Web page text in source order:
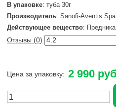
В упаковке: туба 30г
Производитель: Sanofi-Aventis Spa
Действующее вещество:
Отзывы (0)
Цена за упаковку: 2 990